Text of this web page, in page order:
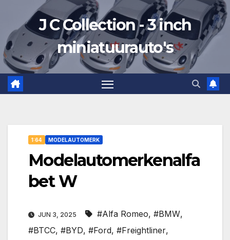
de
inhoud
J C Collection - 3 inch
miniatuurauto's
1:64 MODELAUTOMERK
Modelautomerkenalfa
bet W
JUN 3, 2025 #Alfa Romeo, #BMW,
#BTCC, #BYD, #Ford, #Freightliner,